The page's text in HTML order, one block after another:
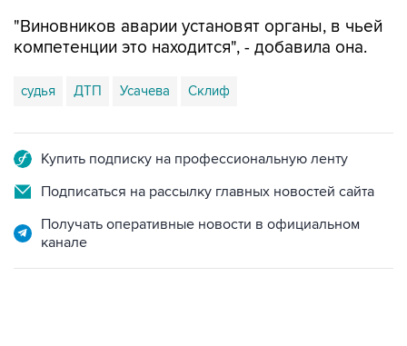
"Виновников аварии установят органы, в чьей
компетенции это находится", - добавила она.
судья ДТП Усачева Склиф
Купить подписку на профессиональную ленту
Подписаться на рассылку главных новостей сайта
Получать оперативные новости в официальном
канале